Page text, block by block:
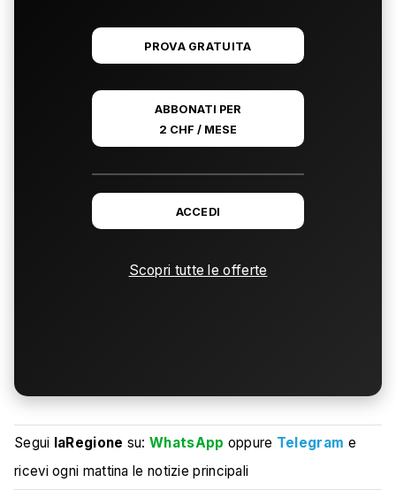
PROVA GRATUITA
ABBONATI PER
2 CHF / MESE
ACCEDI
Scopri tutte le offerte
Segui laRegione su:WhatsApp oppure Telegram e
ricevi ogni mattina le notizie principali